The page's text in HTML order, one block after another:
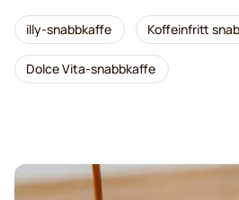
illy-snabbkaffe Koffeinfritt
Dolce Vita-snabbkaffe